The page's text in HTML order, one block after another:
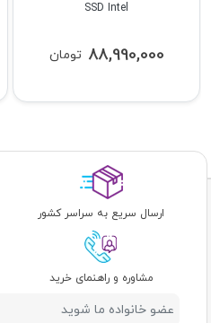
SSD Intel
تومان 88,990,000
ارسال سریع به سراسر کشور
مشاوره و راهنمای خرید